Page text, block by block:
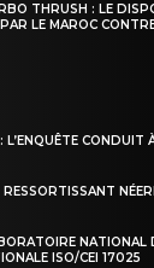
THRUSH : LE
LE MAROC
CONDUIT
ISO/CEI 17025